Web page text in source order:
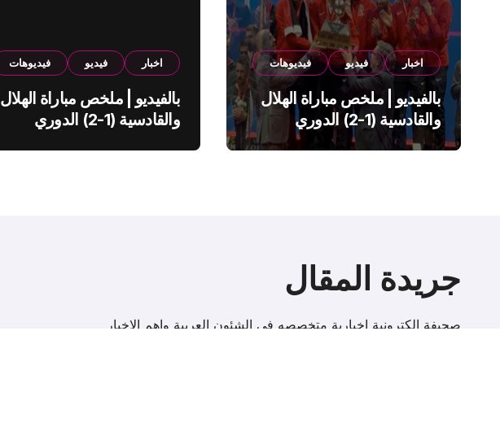
اخبار فيديو فيديوهات
بالفيديو | ملخص مباراة الهلال
والقادسية (1-2) الدوري
السعودي
اخبار فيديو فيديوهات
بالفيديو | ملخص مباراة الهلال
والقادسية (1-2) الدوري
جريدة المقال
صحيفة إلكترونية اخبارية متخصصه فى الشئون العربية واهم الاخبار